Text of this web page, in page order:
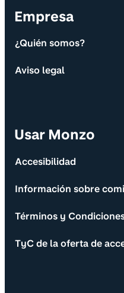
Empresa
¿Quién somos?
Aviso legal
Usar Monzo
Accesibilidad
Información sobre
Términos y
TyC de la oferta de